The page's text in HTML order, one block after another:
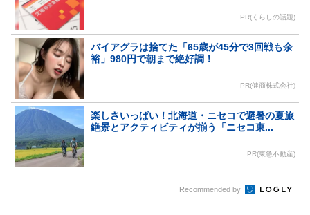
PR(くらしの話題)
バイアグラは捨てた「65歳が45分で3回戦も余
裕」980円で朝まで絶好調！
PR(健商株式会社)
楽しさいっぱい！北海道・ニセコで避暑の夏旅
絶景とアクティビティが揃う「ニセコ東...
PR(東急不動産)
Recommended by